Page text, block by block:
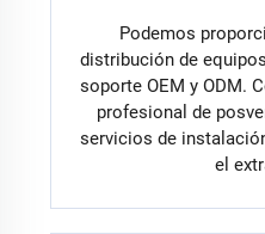
Podemos
distribución de
soporte OEM y ODM.
profesional de
servicios de
el